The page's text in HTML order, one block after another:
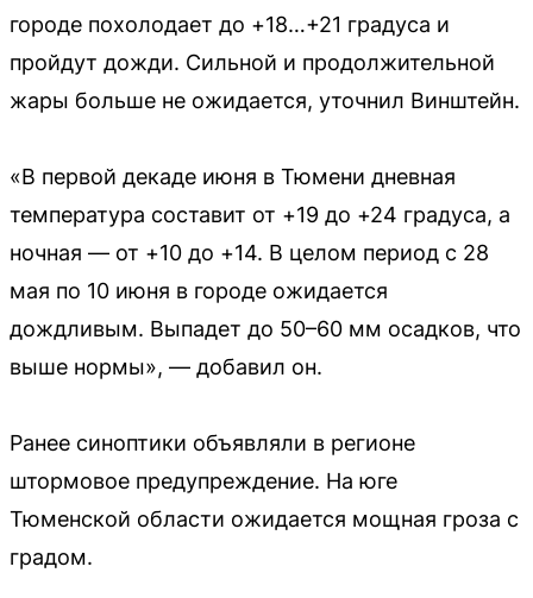
городе похолодает до +18…+21 градуса и
пройдут дожди. Сильной и продолжительной
жары больше не ожидается, уточнил Винштейн.
«В первой декаде июня в Тюмени дневная
температура составит от +19 до +24 градуса, а
ночная — от +10 до +14. В целом период с 28
мая по 10 июня в городе ожидается
дождливым. Выпадет до 50–60 мм осадков, что
выше нормы», — добавил он.
Ранее синоптики объявляли в регионе
штормовое предупреждение. На юге
Тюменской области ожидается мощная гроза с
градом.